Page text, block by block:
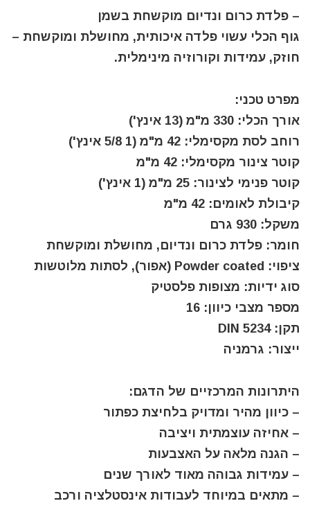
– פלדת כרום ונדיום מוקשחת בשמן
גוף הכלי עשוי פלדה איכותית, מחושלת ומוקשחת –
חוזק, עמידות וקורוזיה מינימלית.
מפרט טכני:
אורך הכלי: 330 מ"מ (13 אינץ')
רוחב לסת מקסימלי: 42 מ"מ (1 5/8 אינץ')
קוטר צינור מקסימלי: 42 מ"מ
קוטר פנימי לצינור: 25 מ"מ (1 אינץ')
קיבולת לאומים: 42 מ"מ
משקל: 930 גרם
חומר: פלדת כרום ונדיום, מחושלת ומוקשחת
ציפוי: Powder coated (אפור), לסתות מלוטשות
סוג ידיות: מצופות פלסטיק
מספר מצבי כיוון: 16
תקן: DIN 5234
ייצור: גרמניה
היתרונות המרכזיים של הדגם:
– כיוון מהיר ומדויק בלחיצת כפתור
– אחיזה עוצמתית ויציבה
– הגנה מלאה על האצבעות
– עמידות גבוהה מאוד לאורך שנים
– מתאים במיוחד לעבודות אינסטלציה ורכב